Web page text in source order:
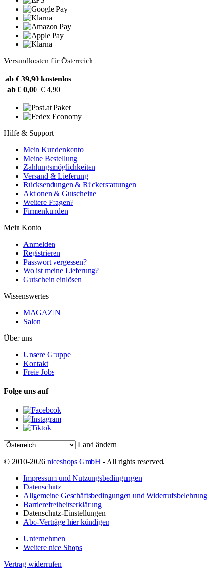
Versandkosten für Österreich
ab € 39,90 kostenlos
ab € 0,00 € 4,90
Hilfe & Support
Mein Kundenkonto
Meine Bestellung
Zahlungsmöglichkeiten
Versand & Lieferung
Rücksendungen & Rückerstattungen
Aktionen & Gutscheine
Weitere Fragen?
Firmenkunden
Mein Konto
Anmelden
Registrieren
Passwort vergessen?
Wo ist meine Lieferung?
Gutschein einlösen
Wissenswertes
MAGAZIN
Salon
Über uns
Unsere Gruppe
Kontakt
Freie Jobs
Folge uns auf
Land ändern
© 2010-2026 niceshops GmbH - All rights reserved.
Impressum und Nutzungsbedingungen
Datenschutz
Allgemeine Geschäftsbedingungen und Widerrufsbelehrung
Barrierefreiheitserklärung
Datenschutz-Einstellungen
Abo-Verträge hier kündigen
Unternehmen
Weitere nice Shops
Vertrag widerrufen